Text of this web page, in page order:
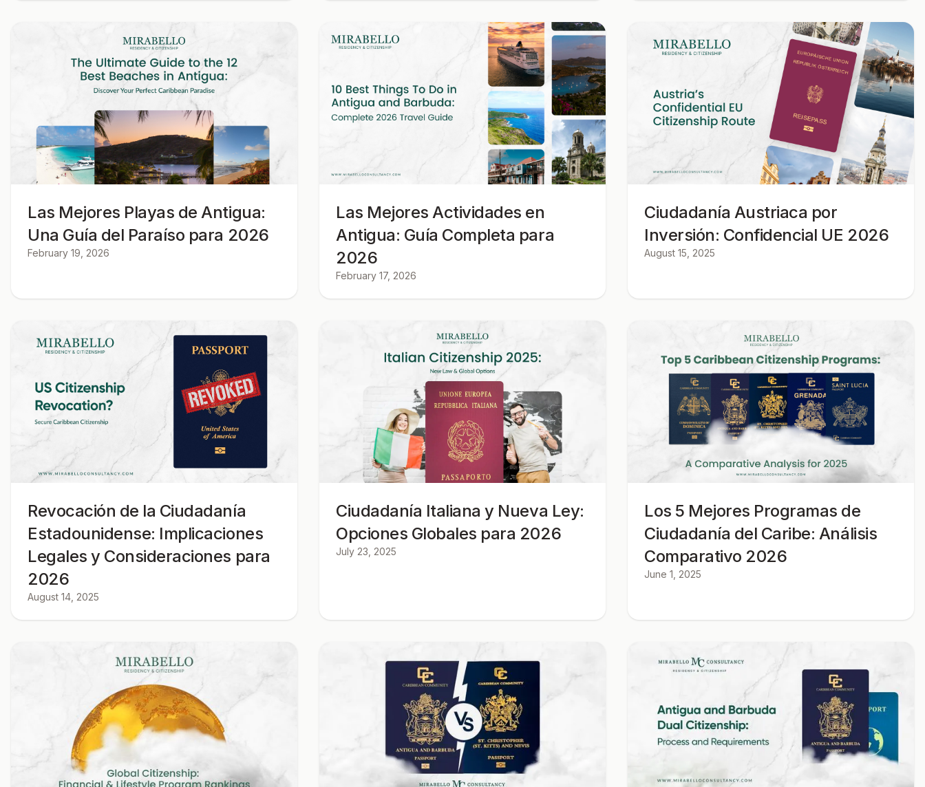
Las Mejores Playas de Antigua:
Una Guía del Paraíso para 2026
February 19, 2026
Las Mejores Actividades en
Antigua: Guía Completa para
2026
February 17, 2026
Ciudadanía Austriaca por
Inversión: Confidencial UE 2026
August 15, 2025
Revocación de la Ciudadanía
Estadounidense: Implicaciones
Legales y Consideraciones para
2026
August 14, 2025
Ciudadanía Italiana y Nueva Ley:
Opciones Globales para 2026
July 23, 2025
Los 5 Mejores Programas de
Ciudadanía del Caribe: Análisis
Comparativo 2026
June 1, 2025